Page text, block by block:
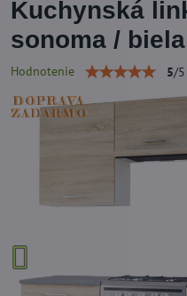
Kuchynská
sonoma /
Hodnotenie 5/5